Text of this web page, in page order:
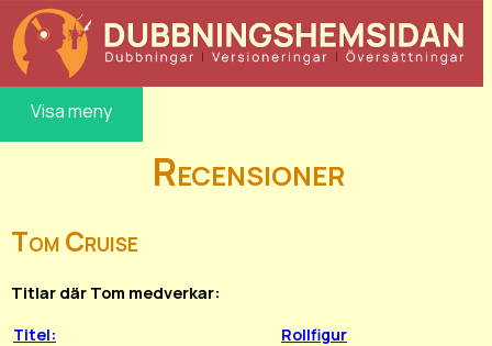
Visa meny
Recensioner
Tom Cruise
Titlar där Tom medverkar:
Titel:
Rollfigur